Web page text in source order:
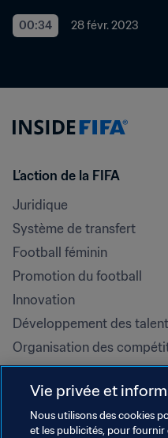
00:34 28 févr. 2023
L’action de la FIFA
Juridique
Système de transfert
Football féminin
Promotion du football
Innovation
Développement des
Organisation des
Développement durable
Droits de l'homme et
la discrimination
Vie privée et
Nous utilisons des cookies
et les publicités, pour